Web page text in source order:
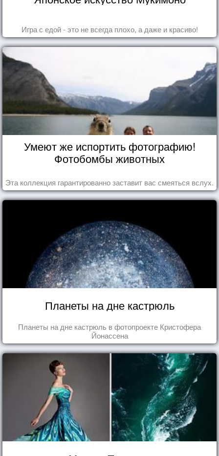
Игра с едой - это не всегда плохо, а даже и красиво!
Умеют же испортить фотографию!
Фотобомбы животных
Эта коллекция гарантированно заставит вас смеяться вслух.
Планеты на дне кастрюль
Планеты на дне кастрюль в фотопроекте Кристофера
Йонассена